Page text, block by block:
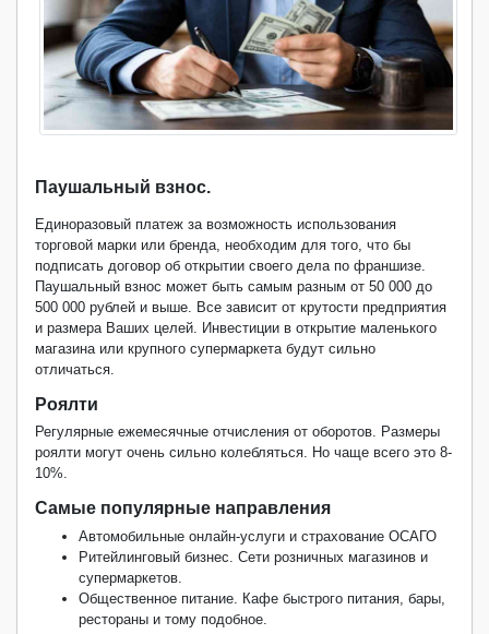
Паушальный взнос.
Единоразовый платеж за возможность использования
торговой марки или бренда, необходим для того, что бы
подписать договор об открытии своего дела по франшизе.
Паушальный взнос может быть самым разным от 50 000 до
500 000 рублей и выше. Все зависит от крутости предприятия
и размера Ваших целей. Инвестиции в открытие маленького
магазина или крупного супермаркета будут сильно
отличаться.
Роялти
Регулярные ежемесячные отчисления от оборотов. Размеры
роялти могут очень сильно колебляться. Но чаще всего это 8-
10%.
Самые популярные направления
Автомобильные онлайн-услуги и страхование ОСАГО
Ритейлинговый бизнес. Сети розничных магазинов и
супермаркетов.
Общественное питание. Кафе быстрого питания, бары,
рестораны и тому подобное.